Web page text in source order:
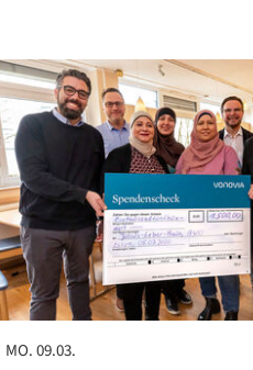
MO. 09.03.